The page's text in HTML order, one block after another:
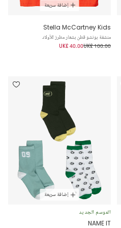
إضافة سريعة
Stella McCartney Kids
منشفة بونشو قطن بشعار مطرز للأولاد
UK£ 100.00
UK£ 40.00
إضافة سريعة
الموسم الجديد
NAME IT